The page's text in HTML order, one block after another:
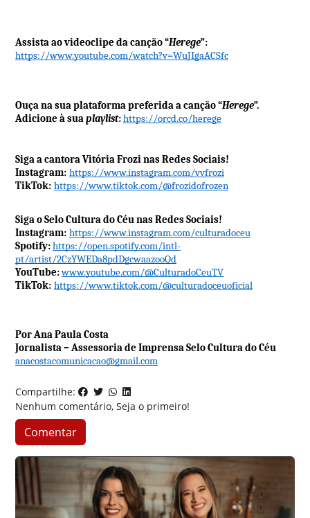
Assista ao videoclipe da canção “Herege”:
https://www.youtube.com/watch?v=WuJIgaACSfc
Ouça na sua plataforma preferida a canção “Herege”.
Adicione à suaplaylist:https://orcd.co/herege
Siga a cantora Vitória Frozi nas Redes Sociais!
Instagram: https://www.instagram.com/vvfrozi
TikTok: https://www.tiktok.com/@frozidofrozen
Siga o Selo Cultura do Céu nas Redes Sociais!
Instagram: https://www.instagram.com/culturadoceu
Spotify:https://open.spotify.com/intl-
pt/artist/2CzYWEDa8pdDgcwaazooQd
YouTube:www.youtube.com/@CulturadoCeuTV
TikTok: https://www.tiktok.com/@culturadoceuoficial
Por Ana Paula Costa
Jornalista – Assessoria de Imprensa Selo Cultura do Céu
anacostacomunicacao@gmail.com
Compartilhe:
Nenhum comentário, Seja o primeiro!
Comentar